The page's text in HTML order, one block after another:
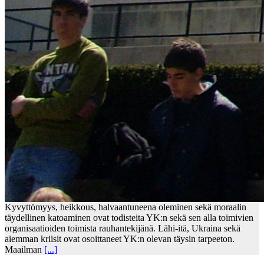
Kyvyttömyys, heikkous, halvaantuneena oleminen sekä moraalin
täydellinen katoaminen ovat todisteita YK:n sekä sen alla toimivien
organisaatioiden toimista rauhantekijänä. Lähi-itä, Ukraina sekä
aiemman kriisit ovat osoittaneet YK:n olevan täysin tarpeeton.
Maailman [...]